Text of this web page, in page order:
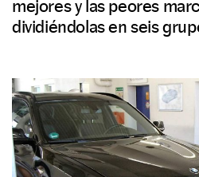
mejores y las peores
dividiéndolas en seis